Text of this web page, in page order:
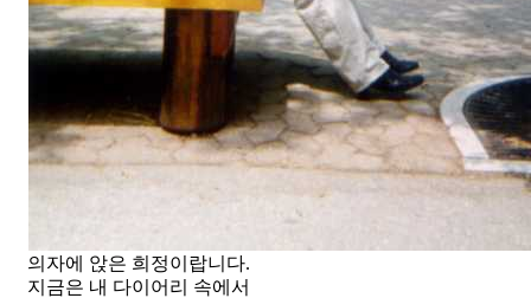
의자에 앉은 희정이랍니다.
지금은 내 다이어리 속에서